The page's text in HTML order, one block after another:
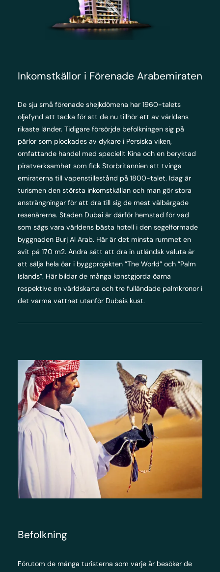
Inkomstkällor i Förenade Arabemiraten
De sju små förenade shejkdömena har 1960-talets
oljefynd att tacka för att de nu tillhör ett av världens
rikaste länder. Tidigare försörjde befolkningen sig på
pärlor som plockades av dykare i Persiska viken,
omfattande handel med speciellt Kina och en beryktad
piratverksamhet som fick Storbritannien att tvinga
emiraterna till vapenstillestånd på 1800-talet. Idag är
turismen den största inkomstkällan och man gör stora
ansträngningar för att dra till sig de mest välbärgade
resenärerna. Staden Dubai är därför hemstad för vad
som sägs vara världens bästa hotell i den segelformade
byggnaden Burj Al Arab. Här är det minsta rummet en
svit på 170 m2. Andra sätt att dra in utländsk valuta är
att sälja hela öar i byggprojekten ”The World” och ”Palm
Islands”. Här bildar de många konstgjorda öarna
respektive en världskarta och tre fulländade palmkronor i
det varma vattnet utanför Dubais kust.
Befolkning
Förutom de många turisterna som varje år besöker de